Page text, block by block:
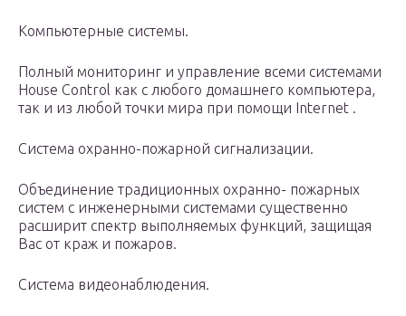
Компьютерные системы.
Полный мониторинг и управление всеми системами
House Control как с любого домашнего компьютера,
так и из любой точки мира при помощи Internet .
Система охранно-пожарной сигнализации.
Объединение традиционных охранно- пожарных
систем с инженерными системами существенно
расширит спектр выполняемых функций, защищая
Вас от краж и пожаров.
Система видеонаблюдения.